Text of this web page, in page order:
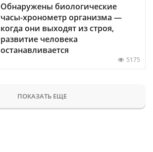
Обнаружены биологические
часы-хронометр организма —
когда они выходят из строя,
развитие человека
останавливается
5175
ПОКАЗАТЬ ЕЩЕ